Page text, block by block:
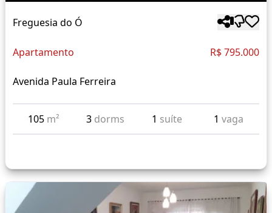
Freguesia do Ó
Apartamento R$ 795.000
Avenida Paula Ferreira
105 m² 3 dorms 1 suíte 1 vaga